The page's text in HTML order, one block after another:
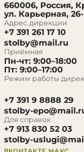
660006, Россия,
ул. Карьерная,
Адрес дирекции
+7 391 261 17 10
stolby@mail.ru
Приёмная
Пн-чт: 9:00–18:00
Пт: 9:00–17:00
Режим работы
+7 391 9 8888 29
stolby-
Для справок
+7 913 830 52 03
stolby-